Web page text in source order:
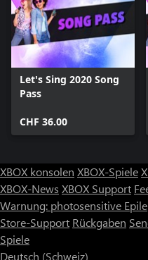
Let's Sing 2020 Song
Pass
CHF 36.00
XBOX konsolen XBOX-Spiele
XBOX-News XBOX Support
Warnung: photosensitive
Store-Support Rückgaben
Spiele
Deutsch (Schweiz)